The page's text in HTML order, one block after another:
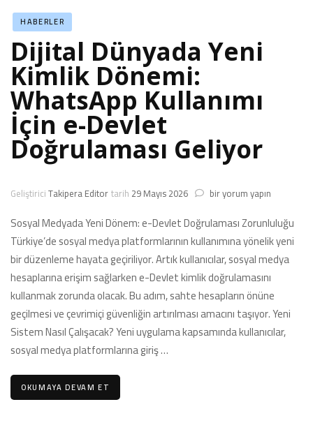
HABERLER
Dijital Dünyada Yeni
Kimlik Dönemi:
WhatsApp Kullanımı
İçin e-Devlet
Doğrulaması Geliyor
GeliştiriciTakipera Editortarih 29 Mayıs 2026 Dijital
Yeni
Kimlik
Dönemi:
WhatsApp
Kullanımı
İçin
e-
Devlet
Doğrulaması
bir yorum yapın
Sosyal Medyada Yeni Dönem: e-Devlet Doğrulaması Zorunluluğu
Türkiye’de sosyal medya platformlarının kullanımına yönelik yeni
bir düzenleme hayata geçiriliyor. Artık kullanıcılar, sosyal medya
hesaplarına erişim sağlarken e-Devlet kimlik doğrulamasını
kullanmak zorunda olacak. Bu adım, sahte hesapların önüne
geçilmesi ve çevrimiçi güvenliğin artırılması amacını taşıyor. Yeni
Sistem Nasıl Çalışacak? Yeni uygulama kapsamında kullanıcılar,
sosyal medya platformlarına giriş …
OKUMAYA DEVAM ET